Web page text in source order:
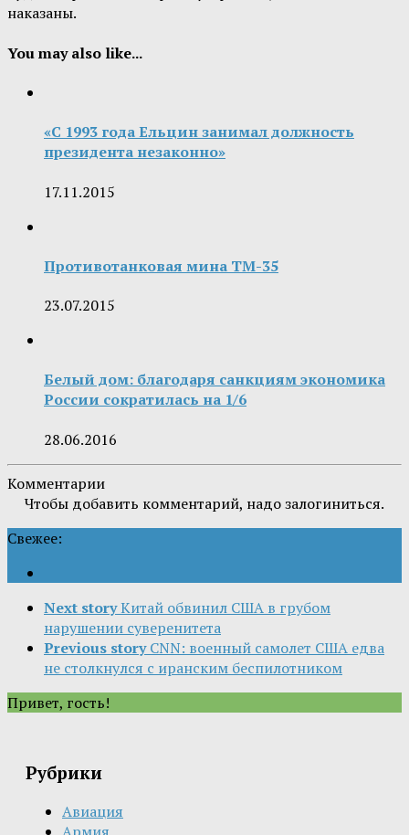
наказаны.
You may also like...
«С 1993 года Ельцин занимал должность
президента незаконно»
17.11.2015
Противотанковая мина ТМ-35
23.07.2015
Белый дом: благодаря санкциям экономика
России сократилась на 1/6
28.06.2016
Комментарии
Чтобы добавить комментарий, надо залогиниться.
Свежее:
Next storyКитай обвинил США в грубом
нарушении суверенитета
Previous story CNN: военный самолет США едва
не столкнулся с иранским беспилотником
Привет, гость!
Рубрики
Авиация